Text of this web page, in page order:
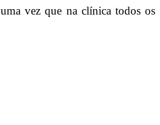
vez que na clínica todos os